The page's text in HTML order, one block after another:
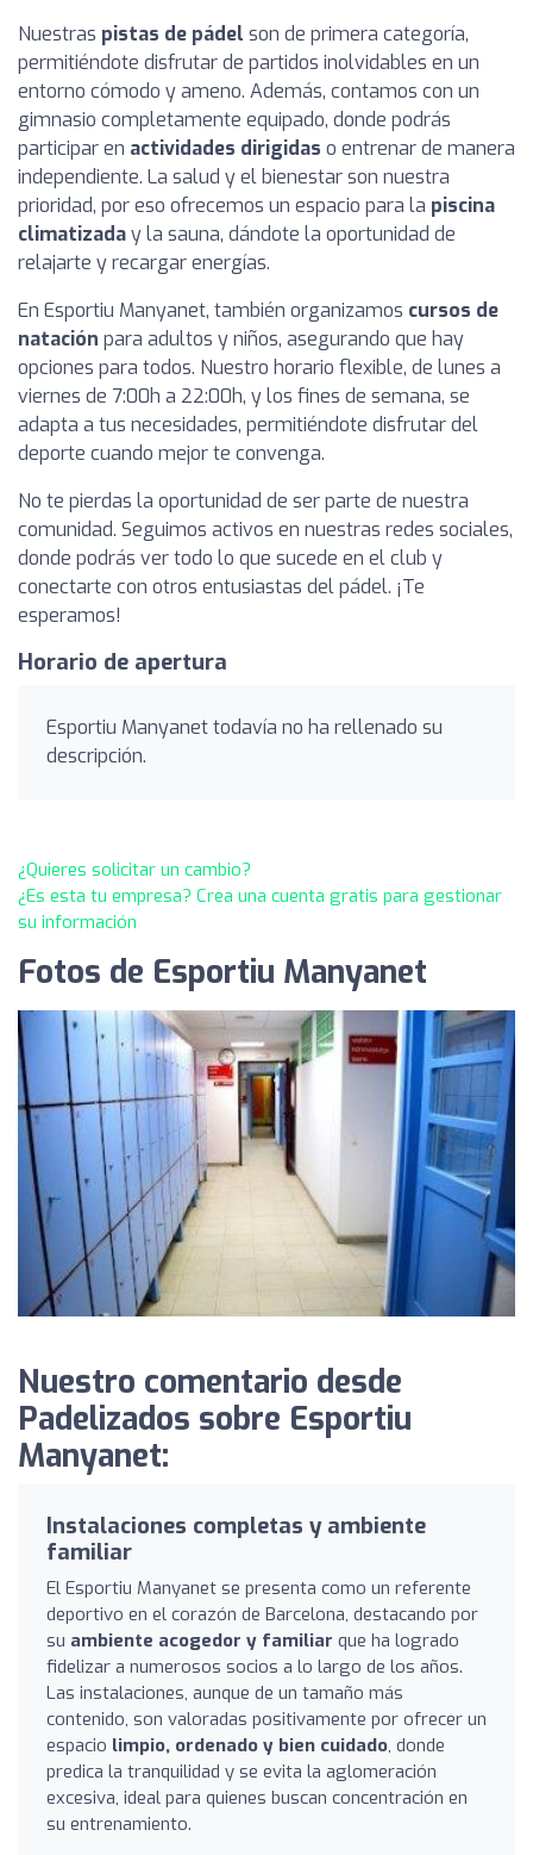
Nuestras pistas de pádel son de primera categoría,
permitiéndote disfrutar de partidos inolvidables en un
entorno cómodo y ameno. Además, contamos con un
gimnasio completamente equipado, donde podrás
participar en actividades dirigidas o entrenar de manera
independiente. La salud y el bienestar son nuestra
prioridad, por eso ofrecemos un espacio para la piscina
climatizaday la sauna, dándote la oportunidad de
relajarte y recargar energías.
En Esportiu Manyanet, también organizamos cursos de
natación para adultos y niños, asegurando que hay
opciones para todos. Nuestro horario flexible, de lunes a
viernes de 7:00h a 22:00h, y los fines de semana, se
adapta a tus necesidades, permitiéndote disfrutar del
deporte cuando mejor te convenga.
No te pierdas la oportunidad de ser parte de nuestra
comunidad. Seguimos activos en nuestras redes sociales,
donde podrás ver todo lo que sucede en el club y
conectarte con otros entusiastas del pádel. ¡Te
esperamos!
Horario de apertura
Esportiu Manyanet todavía no ha rellenado su
descripción.
¿Quieres solicitar un cambio?
¿Es esta tu empresa? Crea una cuenta gratis para gestionar
su información
Fotos de Esportiu Manyanet
Nuestro comentario desde
Padelizados sobre Esportiu
Manyanet:
Instalaciones completas y ambiente
familiar
El Esportiu Manyanet se presenta como un referente
deportivo en el corazón de Barcelona, destacando por
su ambiente acogedor y familiar que ha logrado
fidelizar a numerosos socios a lo largo de los años.
Las instalaciones, aunque de un tamaño más
contenido, son valoradas positivamente por ofrecer un
espacio limpio, ordenado y bien cuidado, donde
predica la tranquilidad y se evita la aglomeración
excesiva, ideal para quienes buscan concentración en
su entrenamiento.